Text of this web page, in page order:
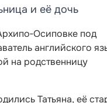
и её дочь
под
английского
на родственницу
Татьяна, её